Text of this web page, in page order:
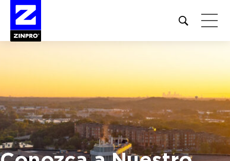
Open
site
search
Buscar: